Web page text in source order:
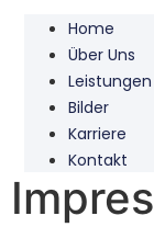
Home
Über Uns
Leistungen
Bilder
Karriere
Kontakt